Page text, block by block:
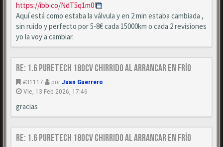
https://ibb.co/NdT5q1m0
Aquí está como estaba la válvula y en 2 min estaba cambiada ,
sin ruido y perfecto por 5-8€ cada 15000km o cada 2 revisiones
yo la voy a cambiar.
Re: 1.6 puretech 180cv chirrido al arrancar en frío
#31117 porJuan Guerrero
Vie, 13 Feb 2026, 17:46
gracias
Re: 1.6 puretech 180cv chirrido al arrancar en frío